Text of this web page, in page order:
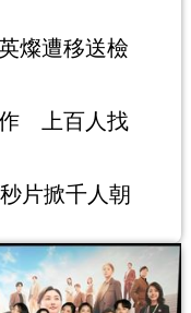
燦遭移送檢
作 上百人找
片掀千人朝